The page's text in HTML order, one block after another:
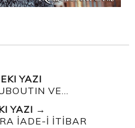
YAZI
VE...
YAZI →
İADE-İ İTİBAR